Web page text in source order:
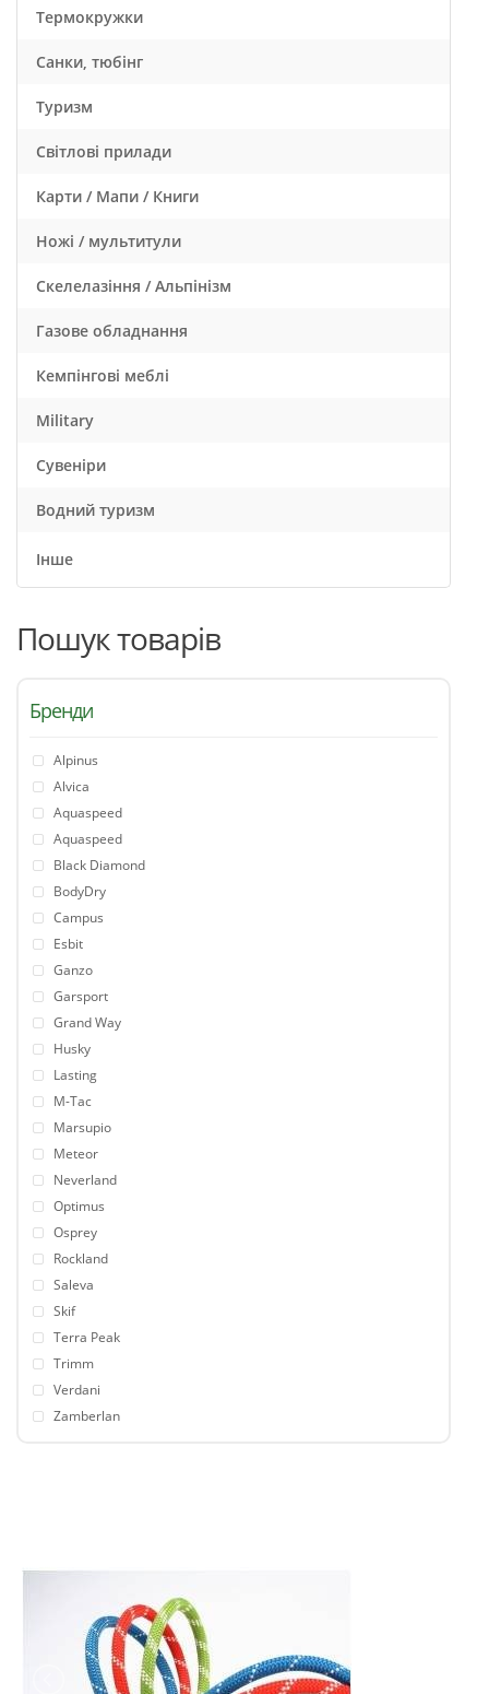
Термокружки
Санки, тюбінг
Туризм
Світлові прилади
Карти / Мапи / Книги
Ножі / мультитули
Скелелазіння / Альпінізм
Газове обладнання
Кемпінгові меблі
Military
Сувеніри
Водний туризм
Інше
Пошук товарів
Бренди
Alpinus
Alvica
Aquaspeed
Aquaspeed
Black Diamond
BodyDry
Campus
Esbit
Ganzo
Garsport
Grand Way
Husky
Lasting
M-Tac
Marsupio
Meteor
Neverland
Optimus
Osprey
Rockland
Saleva
Skif
Terra Peak
Trimm
Verdani
Zamberlan